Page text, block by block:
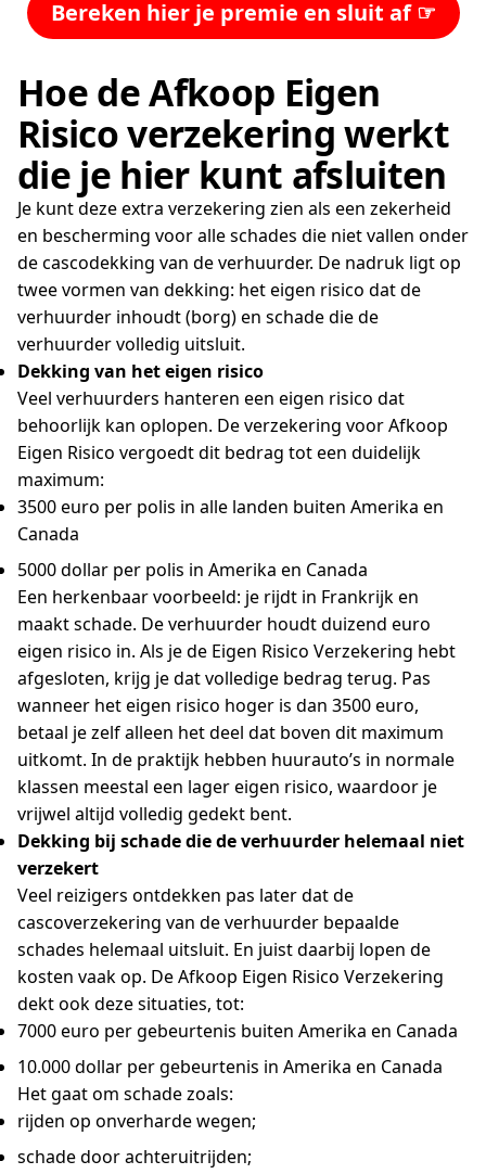
Bereken hier je premie en sluit af ☞
Hoe de Afkoop Eigen
Risico verzekering werkt
die je hier kunt afsluiten
Je kunt deze extra verzekering zien als een zekerheid
en bescherming voor alle schades die niet vallen onder
de cascodekking van de verhuurder. De nadruk ligt op
twee vormen van dekking: het eigen risico dat de
verhuurder inhoudt (borg) en schade die de
verhuurder volledig uitsluit.
Dekking van het eigen risico
Veel verhuurders hanteren een eigen risico dat
behoorlijk kan oplopen. De verzekering voor Afkoop
Eigen Risico vergoedt dit bedrag tot een duidelijk
maximum:
3500 euro per polis in alle landen buiten Amerika en
Canada
5000 dollar per polis in Amerika en Canada
Een herkenbaar voorbeeld: je rijdt in Frankrijk en
maakt schade. De verhuurder houdt duizend euro
eigen risico in. Als je de Eigen Risico Verzekering hebt
afgesloten, krijg je dat volledige bedrag terug. Pas
wanneer het eigen risico hoger is dan 3500 euro,
betaal je zelf alleen het deel dat boven dit maximum
uitkomt. In de praktijk hebben huurauto’s in normale
klassen meestal een lager eigen risico, waardoor je
vrijwel altijd volledig gedekt bent.
Dekking bij schade die de verhuurder helemaal niet
verzekert
Veel reizigers ontdekken pas later dat de
cascoverzekering van de verhuurder bepaalde
schades helemaal uitsluit. En juist daarbij lopen de
kosten vaak op. DeAfkoop Eigen Risico Verzekering
dekt ook deze situaties, tot:
7000 euro per gebeurtenis buiten Amerika en Canada
10.000 dollar per gebeurtenis in Amerika en Canada
Het gaat om schade zoals:
rijden op onverharde wegen;
schade door achteruitrijden;